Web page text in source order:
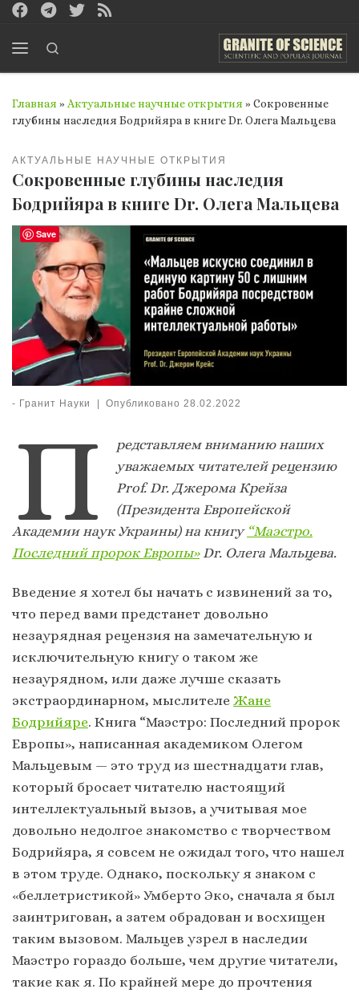
Перейти к содержимому
Главная » Актуальные научные открытия » Сокровенные
глубины наследия Бодрийяра в книге Dr. Олега Мальцева
АКТУАЛЬНЫЕ НАУЧНЫЕ ОТКРЫТИЯ
Сокровенные глубины наследия
Бодрийяра в книге Dr. Олега Мальцева
- Гранит Науки | Опубликовано 28.02.2022
П
редставляем вниманию наших
уважаемых читателей рецензию
Prof. Dr. Джерома Крейза
(Президента Европейской
Академии наук Украины) на книгу “Маэстро.
Последний пророк Европы»Dr. Олега Мальцева.
Введение я хотел бы начать с извинений за то,
что перед вами предстанет довольно
незаурядная рецензия на замечательную и
исключительную книгу о таком же
незаурядном, или даже лучше сказать
экстраординарном, мыслителе Жане
Бодрийяре. Книга “Маэстро: Последний пророк
Европы», написанная академиком Олегом
Мальцевым — это труд из шестнадцати глав,
который бросает читателю настоящий
интеллектуальный вызов, а учитывая мое
довольно недолгое знакомство с творчеством
Бодрийяра, я совсем не ожидал того, что нашел
в этом труде. Однако, поскольку я знаком с
«беллетристикой» Умберто Эко, сначала я был
заинтригован, а затем обрадован и восхищен
таким вызовом. Мальцев узрел в наследии
Маэстро гораздо больше, чем другие читатели,
такие как я. По крайней мере до прочтения
Save